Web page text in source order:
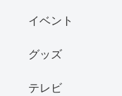
イベント
グッズ
テレビ